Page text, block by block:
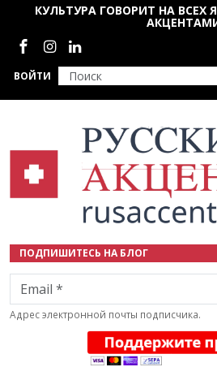
Перейти к основному содержанию
ВОЙТИ
КУЛЬТУРА ГОВОРИТ НА ВСЕХ
Социальные сети
ПОДПИШИТЕСЬ НА БЛОГ
Email
Адрес электронной почты подписчика.